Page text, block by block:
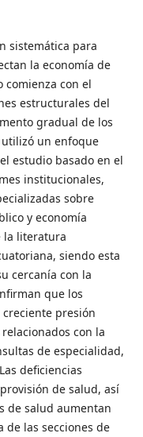
sistemática para
la economía de
comienza con el
estructurales del
gradual de los
utilizó un enfoque
estudio basado en el
institucionales,
sobre
y economía
la literatura
siendo esta
cercanía con la
que los
presión
con la
de especialidad,
deficiencias
de salud, así
de salud aumentan
las secciones de